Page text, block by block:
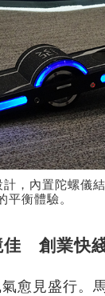
，內置陀螺儀
平衡體驗。
佳 創業快
愈見盛行。